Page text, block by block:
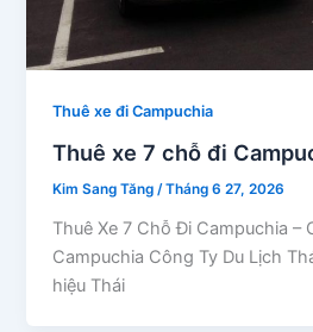
Thuê xe đi Campuchia
Thuê xe 7 chỗ đi
Kim Sang Tăng/Tháng 6 27, 2026
Thuê Xe 7 Chỗ Đi Campuchia –
Campuchia Công Ty Du Lịch
hiệu Thái